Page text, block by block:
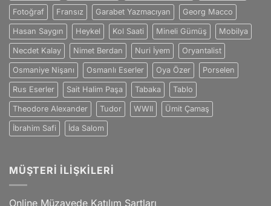
Fotoğraf Fransız Garabet Yazmacıyan Georg Macco
Hasan Saygın Heykel Kol Saati Mineli Gümüş Mobilya
Necdet Kalay Nimet Berdan Nuri İyem Oryantalist
Osmaniye Nişanı Osmanlı Eserler Oya Özer Porselen
Rus Eserler Sait Halim Paşa Tabaka Tablo
Theodore Alexander Tudor WWII Ümit Çamaş
İbrahim Safi İda Salom
MÜŞTERI İLIŞKILERI
Online Müzayede Katılım Şartları